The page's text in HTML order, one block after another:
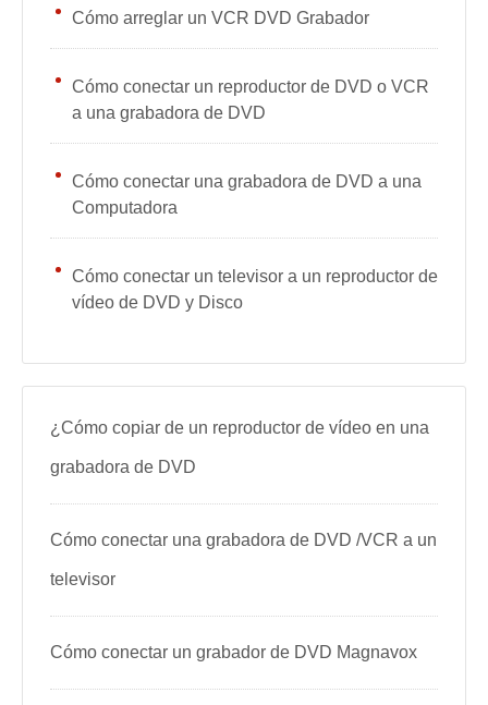
Cómo arreglar un VCR DVD Grabador
Cómo conectar un reproductor de DVD o VCR
a una grabadora de DVD
Cómo conectar una grabadora de DVD a una
Computadora
Cómo conectar un televisor a un reproductor de
vídeo de DVD y Disco
¿Cómo copiar de un reproductor de vídeo en una
grabadora de DVD
Cómo conectar una grabadora de DVD /VCR a un
televisor
Cómo conectar un grabador de DVD Magnavox